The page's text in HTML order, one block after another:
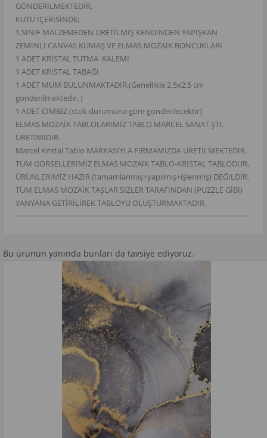
GÖNDERİLMEKTEDİR.
KUTU İÇERİSİNDE;
1.SINIF MALZEMEDEN ÜRETİLMİŞ KENDİNDEN YAPIŞKAN
ZEMİNLİ CANVAS KUMAŞ VE ELMAS MOZAİK BONCUKLARI
1 ADET KRİSTAL TUTMA KALEMİ
1 ADET KRİSTAL TABAĞI
1 ADET MUM BULUNMAKTADIR.(Genellikle 2,5x2,5 cm
gönderilmektedir. )
1 ADET CIMBIZ (stok durumuna göre gönderilecektir)
ELMAS MOZAİK TABLOLARIMIZ TABLO MARCEL SANAT ŞTİ.
ÜRETİMİDİR.
Marcel Kristal Tablo MARKASIYLA FİRMAMIZDA ÜRETİLMEKTEDİR.
TÜM GÖRSELLERİMİZ ELMAS MOZAİK TABLO-KRİSTAL TABLODUR,
ÜRÜNLERİMİZ HAZIR (tamamlanmış+yapılmış+işlenmiş) DEĞİLDİR.
TÜM ELMAS MOZAİK TAŞLAR SİZLER TARAFINDAN (PUZZLE GİBİ)
YANYANA GETİRİLİREK TABLOYU OLUŞTURMAKTADIR.
Bu ürünün yanında bunları da tavsiye ediyoruz.